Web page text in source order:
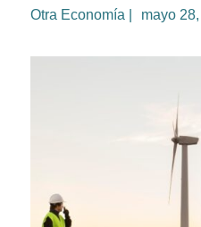
Otra Economía | mayo